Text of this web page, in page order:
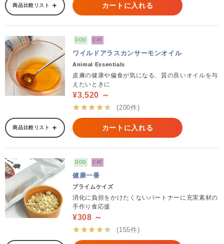
商品比較リスト カートに入れる
DOG CAT
ワイルドアラスカンサーモンオイル
Animal Essentials
皮膚の健康や偏食が気になる、質の良いオイルを与
えたいときに
¥3,520 ～
★★★★★
(200件)
商品比較リスト カートに入れる
DOG CAT
健康一番
プライムケイズ
消化に負担をかけたくないパートナーに充実素材の
手作り食応援
¥308 ～
★★★★★
(155件)